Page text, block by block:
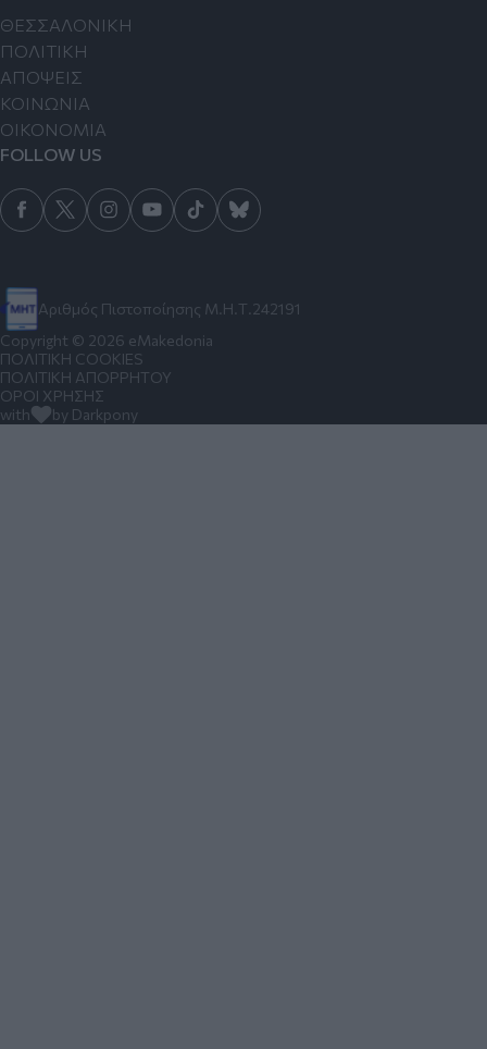
Αριθμός Πιστοποίησης Μ.Η.Τ.242191
ΘΕΣΣΑΛΟΝΙΚΗ
ΠΟΛΙΤΙΚΗ
ΑΠΟΨΕΙΣ
ΚΟΙΝΩΝΙΑ
ΟΙΚΟΝΟΜΙΑ
FOLLOW US
Copyright © 2026 eMakedonia
ΠΟΛΙΤΙΚΗ COOKIES
ΠΟΛΙΤΙΚΗ ΑΠΟΡΡΗΤΟΥ
ΟΡΟΙ ΧΡΗΣΗΣ
with
by Darkpony